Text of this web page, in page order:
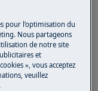
éteignez
de laprise.
déplacez des
faut deux
pour l’optimisation du
Nous partageons
de notre site
et
», vous acceptez
veuillez